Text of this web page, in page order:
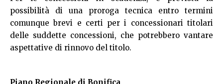
possibilità di una proroga tecnica entro termini
comunque brevi e certi per i concessionari titolari
delle suddette concessioni, che potrebbero vantare
aspettative di rinnovo del titolo.
Piano Regionale di Bonifica